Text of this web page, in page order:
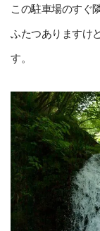
この駐車場のすぐ
ふたつありますけ
す。